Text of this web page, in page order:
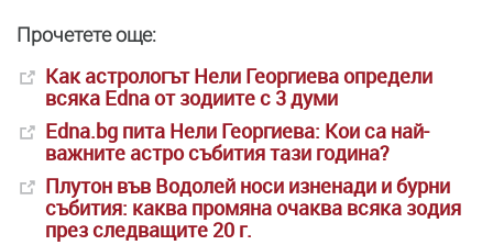
Прочетете още:
Как астрологът Нели Георгиева определи
всяка Edna от зодиите с 3 думи
Edna.bg пита Нели Георгиева: Кои са най-
важните астро събития тази година?
Плутон във Водолей носи изненади и бурни
събития: каква промяна очаква всяка зодия
през следващите 20 г.